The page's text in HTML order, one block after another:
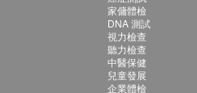
家傭體檢
DNA 測試
視力檢查
聽力檢查
中醫保健
兒童發展
企業體檢